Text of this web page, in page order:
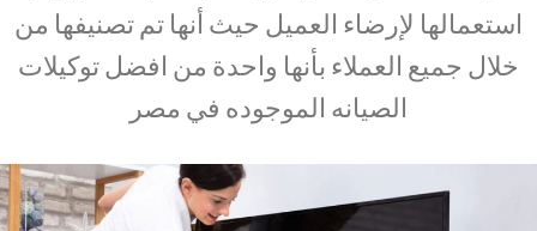
استعمالها لإرضاء العميل حيث أنها تم تصنيفها من
خلال جميع العملاء بأنها واحدة من افضل توكيلات
الصيانه الموجوده في مصر